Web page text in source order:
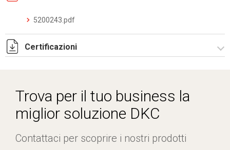
5200243.pdf
Certificazioni
Trova per il tuo business la
miglior soluzione DKC
Contattaci per scoprire i nostri prodotti